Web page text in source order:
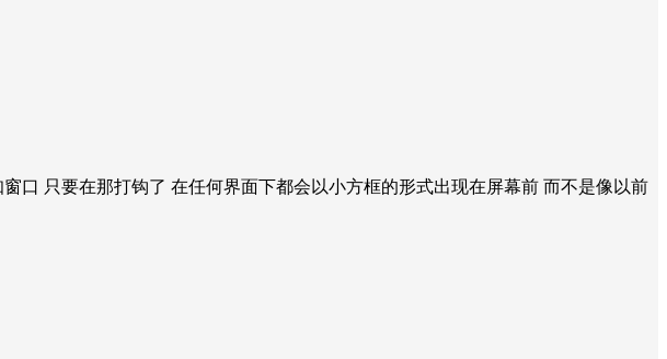
口 只要在那打钩了 在任何界面下都会以小方框的形式出现在屏幕前 而不是像以前